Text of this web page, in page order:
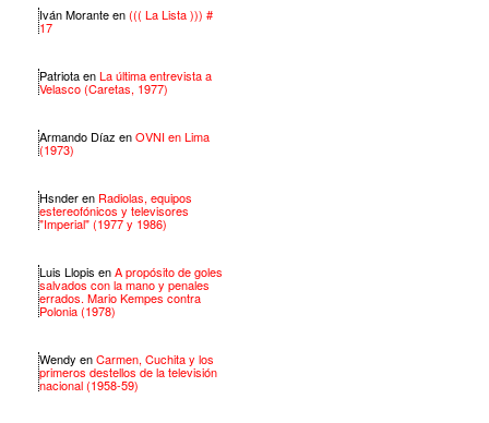
Iván Moranteen((( La Lista ))) #
17
PatriotaenLa última entrevista a
Velasco (Caretas, 1977)
Armando Díaz enOVNI en Lima
(1973)
Hsnderen Radiolas, equipos
estereofónicos y televisores
"Imperial" (1977 y 1986)
Luis Llopis enA propósito de goles
salvados con la mano y penales
errados. Mario Kempes contra
Polonia (1978)
Wendy enCarmen, Cuchita y los
primeros destellos de la televisión
nacional (1958-59)